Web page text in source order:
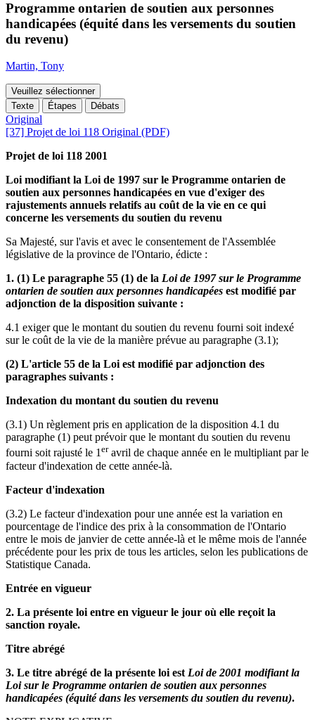
Programme ontarien de soutien aux personnes
handicapées (équité dans les versements du soutien
du revenu)
Martin, Tony
Veuillez sélectionner
Texte
Étapes Débats
Original
[37] Projet de loi 118 Original (PDF)
Projet de loi 118 2001
Loi modifiant la Loi de 1997 sur le Programme ontarien de
soutien aux personnes handicapées en vue d'exiger des
rajustements annuels relatifs au coût de la vie en ce qui
concerne les versements du soutien du revenu
Sa Majesté, sur l'avis et avec le consentement de l'Assemblée
législative de la province de l'Ontario, édicte :
1. (1) Le paragraphe 55 (1) de la Loi de 1997 sur le Programme
ontarien de soutien aux personnes handicapées est modifié par
adjonction de la disposition suivante :
4.1 exiger que le montant du soutien du revenu fourni soit indexé
sur le coût de la vie de la manière prévue au paragraphe (3.1);
(2) L'article 55 de la Loi est modifié par adjonction des
paragraphes suivants :
Indexation du montant du soutien du revenu
(3.1) Un règlement pris en application de la disposition 4.1 du
paragraphe (1) peut prévoir que le montant du soutien du revenu
fourni soit rajusté le 1eravril de chaque année en le multipliant par le
facteur d'indexation de cette année-là.
Facteur d'indexation
(3.2) Le facteur d'indexation pour une année est la variation en
pourcentage de l'indice des prix à la consommation de l'Ontario
entre le mois de janvier de cette année-là et le même mois de l'année
précédente pour les prix de tous les articles, selon les publications de
Statistique Canada.
Entrée en vigueur
2. La présente loi entre en vigueur le jour où elle reçoit la
sanction royale.
Titre abrégé
3. Le titre abrégé de la présente loi est Loi de 2001 modifiant la
Loi sur le Programme ontarien de soutien aux personnes
handicapées (équité dans les versements du soutien du revenu).